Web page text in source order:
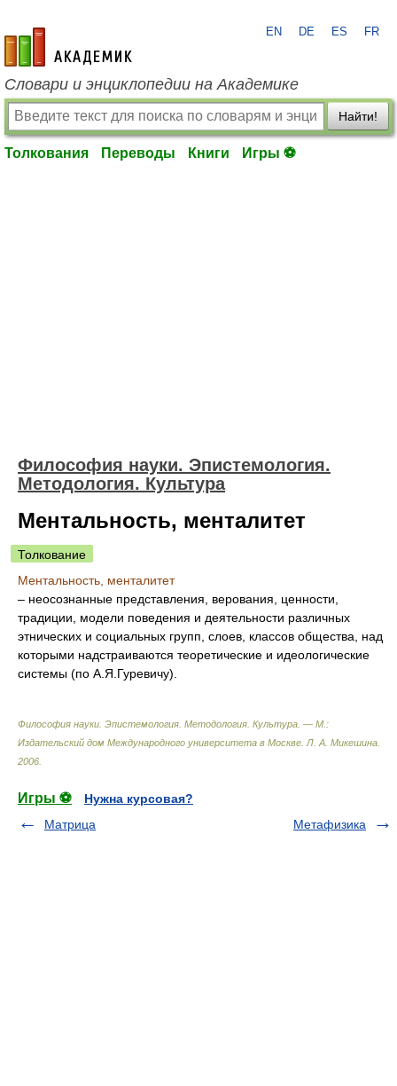
academic.ru
EN DE ES FR
Словари и энциклопедии на Академике
Найти!
Толкования Переводы Книги Игры ⚽
Философия науки. Эпистемология.
Методология. Культура
Ментальность, менталитет
Толкование
Ментальность, менталитет
– неосознанные представления, верования, ценности,
традиции, модели поведения и деятельности различных
этнических и социальных групп, слоев, классов общества, над
которыми надстраиваются теоретические и идеологические
системы (по А.Я.Гуревичу).
Философия науки. Эпистемология. Методология. Культура. — М.:
Издательский дом Международного университета в Москве Л. А. Микешина
2006
Игры ⚽
Нужна курсовая?
Матрица
Метафизика